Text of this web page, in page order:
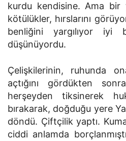
kurdu kendisine. Ama bir
kötülükler, hırslarını
benliğini yargılıyor iyi
düşünüyordu.
Çelişkilerinin, ruhunda
açtığını gördükten
herşeyden tiksinerek
bırakarak, doğduğu yere
döndü. Çiftçilik yaptı.
ciddi anlamda